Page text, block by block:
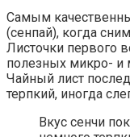
Самым
(сенпай), когда
Листочки первого
полезных микро- и
Чайный лист
терпкий, иногда
Вкус сенчи